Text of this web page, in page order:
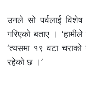
उनले सो पर्वलाई विशेष
गरिएको बताए ।
‘त्यसमा १९ वटा
रहेको छ ।’